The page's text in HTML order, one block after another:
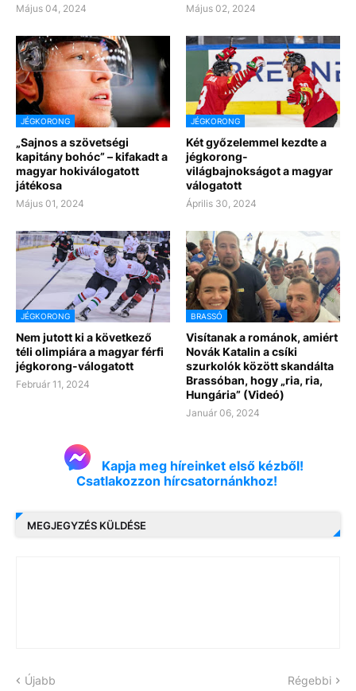
Május 04, 2024 Május 02, 2024
JÉGKORONG
„Sajnos a szövetségi
kapitány bohóc” – kifakadt a
magyar hokiválogatott
játékosa
Május 01, 2024
JÉGKORONG
Két győzelemmel kezdte a
jégkorong-
világbajnokságot a magyar
válogatott
Április 30, 2024
JÉGKORONG
Nem jutott ki a következő
téli olimpiára a magyar férfi
jégkorong-válogatott
Február 11, 2024
BRASSÓ
Visítanak a románok, amiért
Novák Katalin a csíki
szurkolók között skandálta
Brassóban, hogy „ria, ria,
Hungária” (Videó)
Január 06, 2024
Kapja meg híreinket első kézből!
Csatlakozzon hírcsatornánkhoz!
MEGJEGYZÉS KÜLDÉSE
Újabb Régebbi